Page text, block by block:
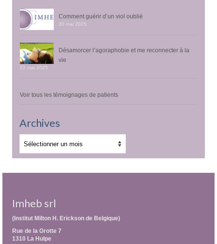
Comment guérir d’un viol oublié
30 mai 2025
Désamorcer l’agoraphobie et me reconnecter à la
vie
22 mai 2025
Voir tous les témoignages de patients
Archives
Imheb srl
(Institut Milton H. Erickson de Belgique)
Rue de la Grotte 7
1310 La Hulpe